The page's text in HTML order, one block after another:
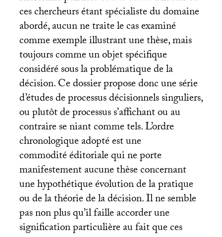
ces chercheurs étant spécialiste du domaine
abordé, aucun ne traite le cas examiné
comme exemple illustrant une thèse, mais
toujours comme un objet spécifique
considéré sous la problématique de la
décision. Ce dossier propose donc une série
d’études de processus décisionnels singuliers,
ou plutôt de processus s’affichant ou au
contraire se niant comme tels. L’ordre
chronologique adopté est une
commodité éditoriale qui ne porte
manifestement aucune thèse concernant
une hypothétique évolution de la pratique
ou de la théorie de la décision. Il ne semble
pas non plus qu’il faille accorder une
signification particulière au fait que ces